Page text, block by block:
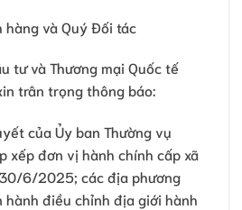
hàng và Quý Đối tác
tư và Thương mại Quốc tế
trân trọng thông báo:
của Ủy ban Thường vụ
xếp đơn vị hành chính cấp xã
6/2025; các địa phương
điều chỉnh địa giới hành